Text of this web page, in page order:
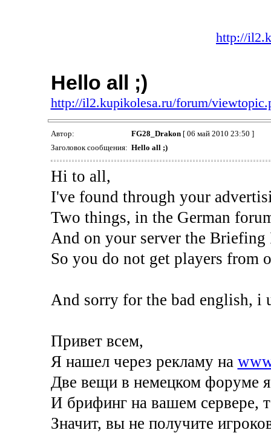
http://
Hello all ;)
http://il2.kupikolesa.ru/forum/
Автор: FG28_Drakon[ 06 май 2010 23:50 ]
Заголовок сообщения: Hello all ;)
Hi to all,
I've found through your
Two things, in the German
And on your server the
So you do not get players from
And sorry for the bad english, i
Привет всем,
Я нашел через рекламу на
Две вещи в немецком форуме
И брифинг на вашем сервере,
Значит, вы не получите